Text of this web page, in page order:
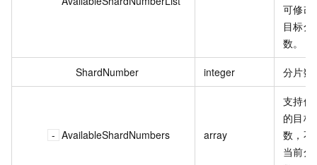
可修改
目标分
数。
ShardNumber integer 分片数
AvailableShardNumbers array
支持修
的目标
数，不
当前分